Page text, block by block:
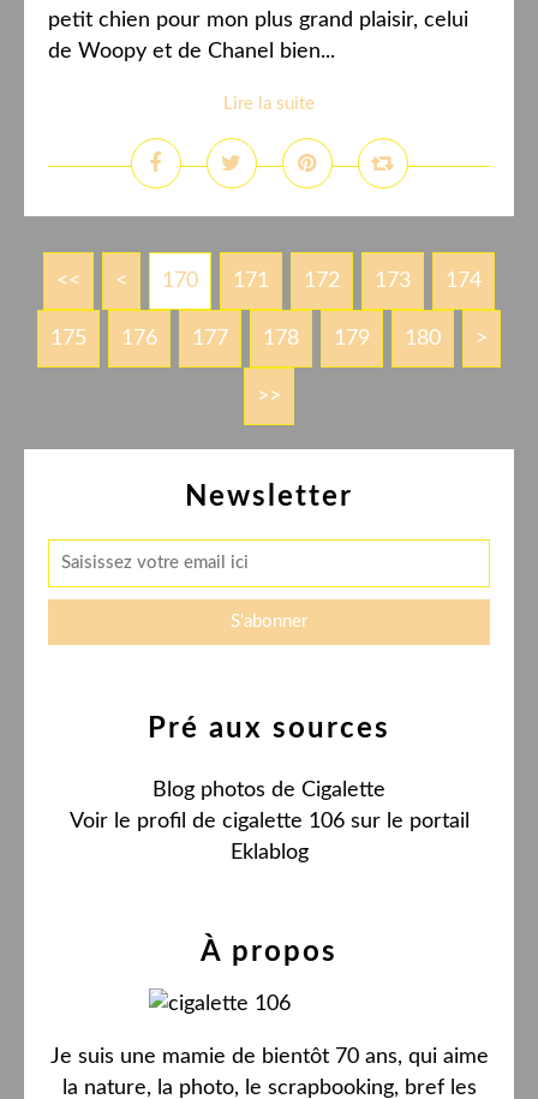
petit chien pour mon plus grand plaisir, celui
de Woopy et de Chanel bien...
Lire la suite
<< < 100
110
120
130
140
150
160
170 171 172 173 174
175 176 177 178 179 180 190
200
300
400
500
600
700
800
900
1000
>
>>
Newsletter
Pré aux sources
Blog photos de Cigalette
Voir le profil de cigalette 106sur le portail
Eklablog
À propos
Je suis une mamie de bientôt 70 ans, qui aime
la nature, la photo, le scrapbooking, bref les